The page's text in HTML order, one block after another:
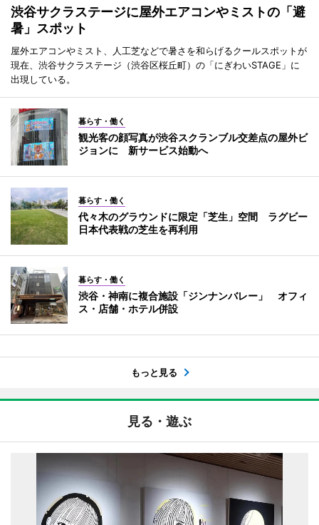
渋谷サクラステージに屋外エアコンやミストの「避
暑」スポット
屋外エアコンやミスト、人工芝などで暑さを和らげるクールスポットが
現在、渋谷サクラステージ（渋谷区桜丘町）の「にぎわいSTAGE」に
出現している。
暮らす・働く
観光客の顔写真が渋谷スクランブル交差点の屋外ビ
ジョンに 新サービス始動へ
暮らす・働く
代々木のグラウンドに限定「芝生」空間 ラグビー
日本代表戦の芝生を再利用
暮らす・働く
渋谷・神南に複合施設「ジンナンバレー」 オフィ
ス・店舗・ホテル併設
もっと見る
見る・遊ぶ